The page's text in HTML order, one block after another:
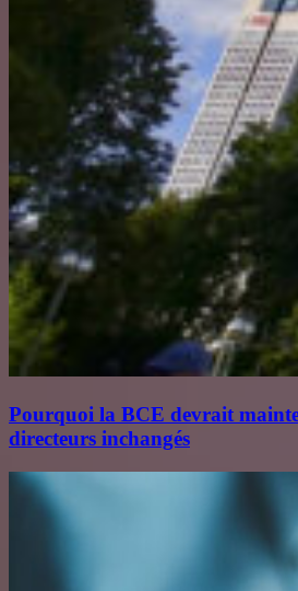
Pourquoi la BCE devrait
directeurs inchangés